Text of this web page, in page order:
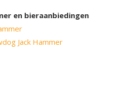
en bieraanbiedingen
Jack Hammer